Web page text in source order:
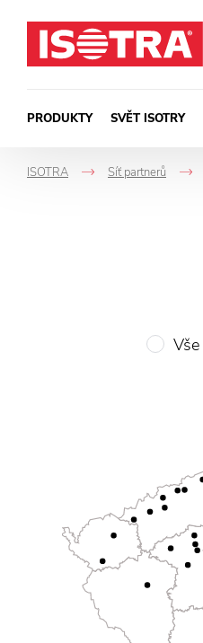
PRODUKTY SVĚT ISOTRY
ISOTRA
->
Síť partnerů
Vše